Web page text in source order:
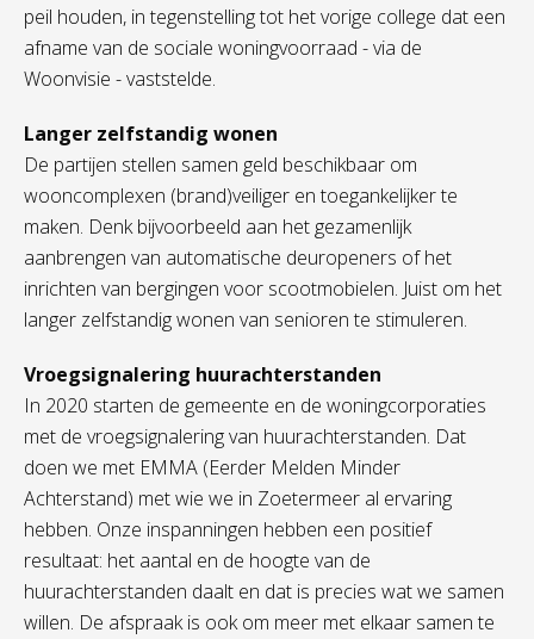
peil houden, in tegenstelling tot het vorige college dat een
afname van de sociale woningvoorraad - via de
Woonvisie - vaststelde.
Langer zelfstandig wonen
De partijen stellen samen geld beschikbaar om
wooncomplexen (brand)veiliger en toegankelijker te
maken. Denk bijvoorbeeld aan het gezamenlijk
aanbrengen van automatische deuropeners of het
inrichten van bergingen voor scootmobielen. Juist om het
langer zelfstandig wonen van senioren te stimuleren.
Vroegsignalering huurachterstanden
In 2020 starten de gemeente en de woningcorporaties
met de vroegsignalering van huurachterstanden. Dat
doen we met EMMA (Eerder Melden Minder
Achterstand) met wie we in Zoetermeer al ervaring
hebben. Onze inspanningen hebben een positief
resultaat: het aantal en de hoogte van de
huurachterstanden daalt en dat is precies wat we samen
willen. De afspraak is ook om meer met elkaar samen te